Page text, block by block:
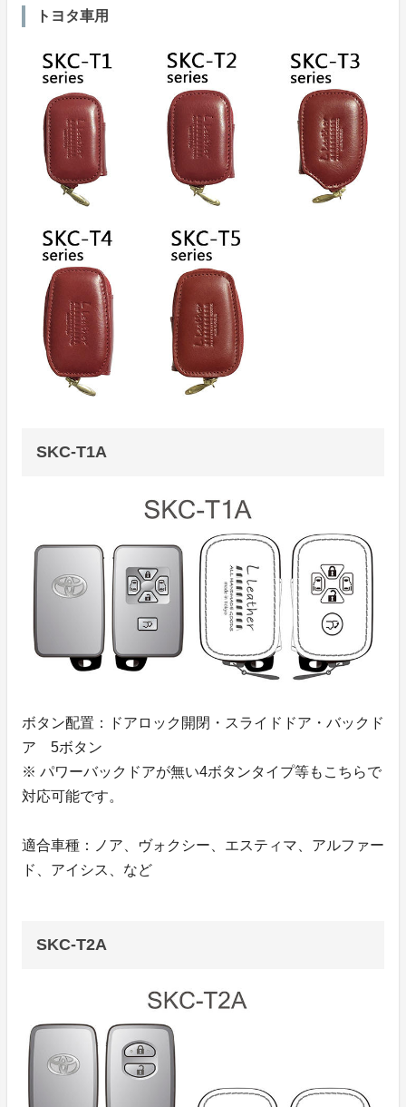
トヨタ車用
SKC-T1A
ボタン配置：ドアロック開閉・スライドドア・バックド
ア 5ボタン
※ パワーバックドアが無い4ボタンタイプ等もこちらで
対応可能です。
適合車種：ノア、ヴォクシー、エスティマ、アルファー
ド、アイシス、など
SKC-T2A